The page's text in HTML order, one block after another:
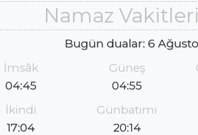
Namaz
Bugün dualar: 6
İmsâk
04:45
Güneş
04:55
İkindi
17:04
Günbatımı
20:14